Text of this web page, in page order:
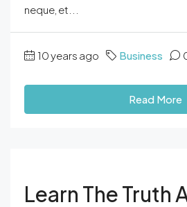
neque, et...
10 years ago Business
Read More
Learn The Truth